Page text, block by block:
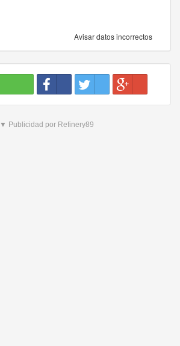
Avisar datos incorrectos
▼ Publicidad por Refinery89